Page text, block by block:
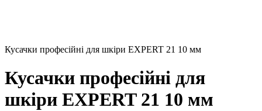
Кусачки професійні для шкіри EXPERT 21 10 мм
Кусачки професійні для
шкіри EXPERT 21 10 мм